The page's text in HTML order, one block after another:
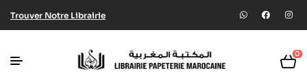
Trouver Notre Librairie
0